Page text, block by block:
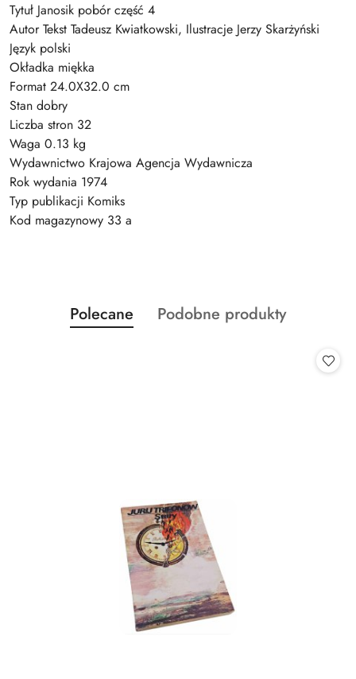
Tytuł Janosik pobór część 4
Autor Tekst Tadeusz Kwiatkowski, Ilustracje Jerzy Skarżyński
Język polski
Okładka miękka
Format 24.0X32.0 cm
Stan dobry
Liczba stron 32
Waga 0.13 kg
Wydawnictwo Krajowa Agencja Wydawnicza
Rok wydania 1974
Typ publikacji Komiks
Kod magazynowy 33 a
Pomiń karuzelę produktów
Produkty
o
Polecane
Produkty
Podobne produkty